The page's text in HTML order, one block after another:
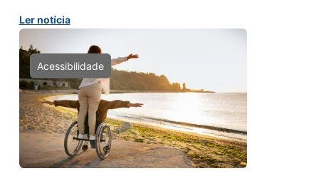
Ler notícia
Acessibilidade